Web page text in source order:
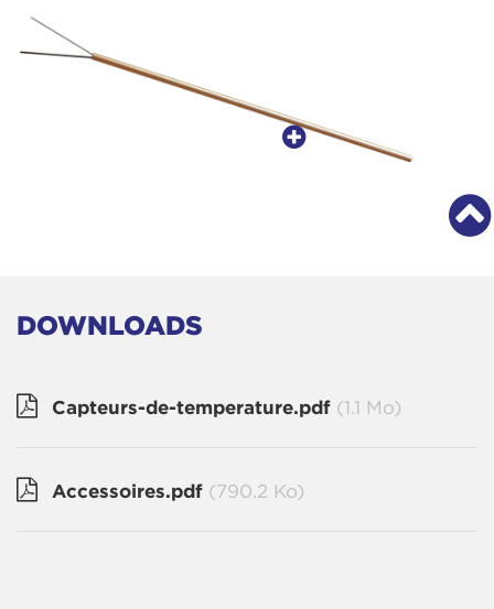
DOWNLOADS
Capteurs-de-temperature.pdf (1.1 Mo)
Accessoires.pdf (790.2 Ko)